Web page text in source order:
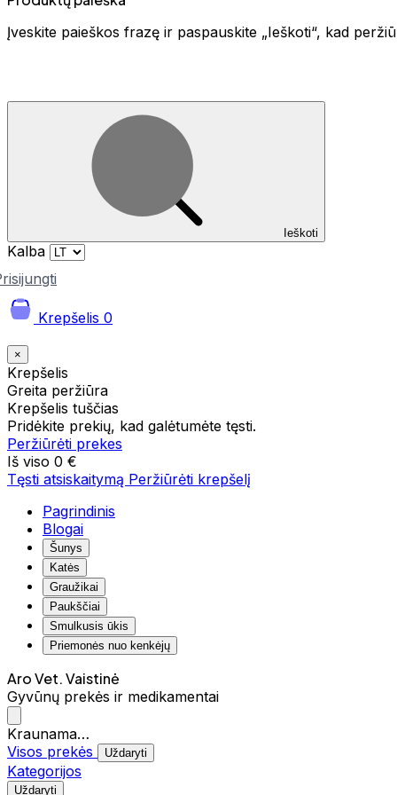
Įveskite paieškos frazę ir paspauskite „Ieškoti“, kad
Ieškoti
Kalba
Krepšelis 0
×
Krepšelis
Greita peržiūra
Krepšelis tuščias
Pridėkite prekių, kad galėtumėte tęsti.
Peržiūrėti prekes
Iš viso 0 €
Tęsti atsiskaitymą Peržiūrėti krepšelį
Pagrindinis
Blogai
Šunys
Katės
Graužikai
Paukščiai
Smulkusis ūkis
Priemonės nuo kenkėjų
Aro Vet. Vaistinė
Gyvūnų prekės ir medikamentai
Kraunama…
Visos prekės
Uždaryti
Kategorijos
Uždaryti